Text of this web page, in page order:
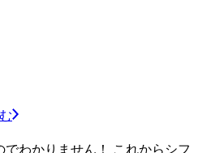
でわかりません！ これからシフ